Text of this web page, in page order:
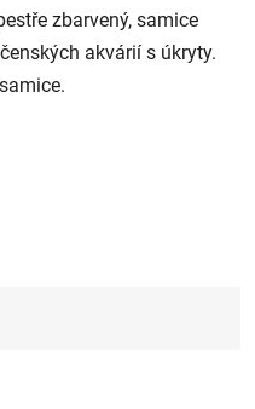
zbarvený, samice
akvárií s úkryty.